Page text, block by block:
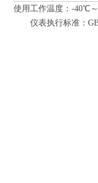
使用工作温度：-40℃
仪表执行标准：